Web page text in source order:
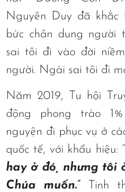
Nguyên Duy đã khắc
bức chân dung người
sai tôi đi vào đời
người. Ngài sai tôi đi
Năm 2019, Tu hội
động phong trào
nguyện đi phục vụ ở
quốc tế, với khẩu hiệu: “
hay ở đó, nhưng tôi
Chúa muốn.”
Tinh